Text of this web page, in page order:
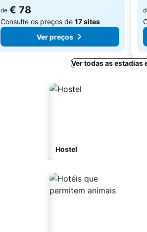
de € 78
Consulte os preços de 17 sites
Ver preços
Ver todas as estadias
Hostel